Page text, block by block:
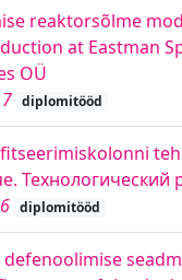
reaktorsõlme
at Eastman
OÜ
diplomitööd
Технологический
diplomitööd
defenoolimise